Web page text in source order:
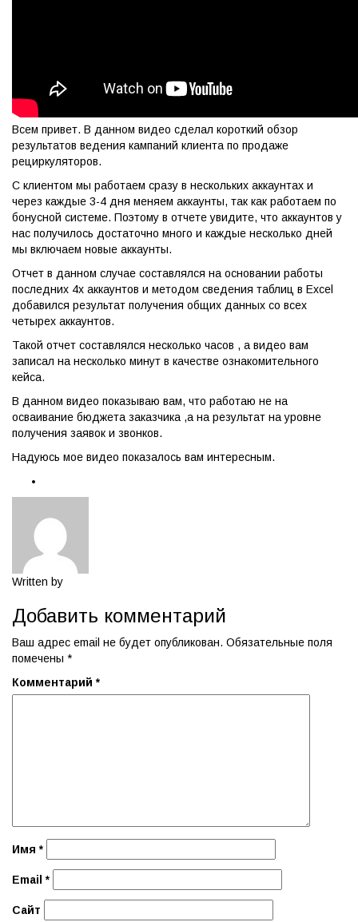
Всем привет. В данном видео сделал короткий обзор
результатов ведения кампаний клиента по продаже
рециркуляторов.
С клиентом мы работаем сразу в нескольких аккаунтах и
через каждые 3-4 дня меняем аккаунты, так как работаем по
бонусной системе. Поэтому в отчете увидите, что аккаунтов у
нас получилось достаточно много и каждые несколько дней
мы включаем новые аккаунты.
Отчет в данном случае составлялся на основании работы
последних 4х аккаунтов и методом сведения таблиц в Excel
добавился результат получения общих данных со всех
четырех аккаунтов.
Такой отчет составлялся несколько часов , а видео вам
записал на несколько минут в качестве ознакомительного
кейса.
В данном видео показываю вам, что работаю не на
осваивание бюджета заказчика ,а на результат на уровне
получения заявок и звонков.
Надуюсь мое видео показалось вам интересным.
Written by
Добавить комментарий
Ваш адрес email не будет опубликован. Обязательные поля
помечены *
Комментарий *
Имя *
Email *
Сайт